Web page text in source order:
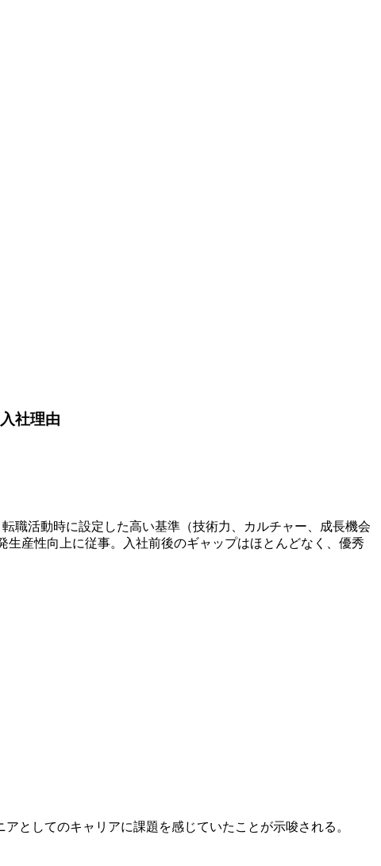
社理由
職活動時に設定した高い基準（技術力、カルチャー、成長機会
生産性向上に従事。入社前後のギャップはほとんどなく、優秀
としてのキャリアに課題を感じていたことが示唆される。